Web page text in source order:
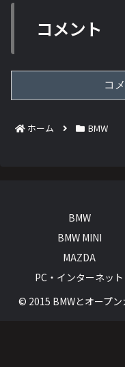
コメント
コ
ホーム BMW
BMW
BMW MINI
MAZDA
PC・インターネット
© 2015 BMWとオープ